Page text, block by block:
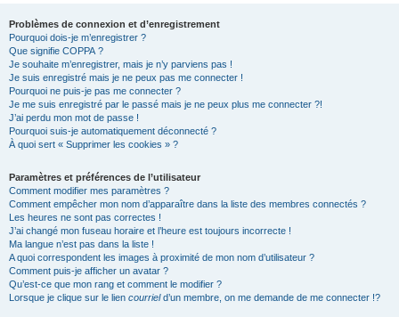
Problèmes de connexion et d’enregistrement
Pourquoi dois-je m’enregistrer ?
Que signifie COPPA ?
Je souhaite m’enregistrer, mais je n’y parviens pas !
Je suis enregistré mais je ne peux pas me connecter !
Pourquoi ne puis-je pas me connecter ?
Je me suis enregistré par le passé mais je ne peux plus me connecter ?!
J’ai perdu mon mot de passe !
Pourquoi suis-je automatiquement déconnecté ?
À quoi sert « Supprimer les cookies » ?
Paramètres et préférences de l’utilisateur
Comment modifier mes paramètres ?
Comment empêcher mon nom d’apparaître dans la liste des membres connectés ?
Les heures ne sont pas correctes !
J’ai changé mon fuseau horaire et l’heure est toujours incorrecte !
Ma langue n’est pas dans la liste !
A quoi correspondent les images à proximité de mon nom d’utilisateur ?
Comment puis-je afficher un avatar ?
Qu’est-ce que mon rang et comment le modifier ?
Lorsque je clique sur le lien courrield’un membre, on me demande de me connecter !?